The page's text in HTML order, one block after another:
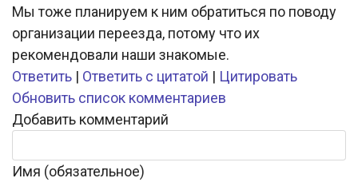
Мы тоже планируем к ним обратиться по поводу
организации переезда, потому что их
рекомендовали наши знакомые.
Ответить | Ответить с цитатой | Цитировать
Обновить список комментариев
Добавить комментарий
Имя (обязательное)